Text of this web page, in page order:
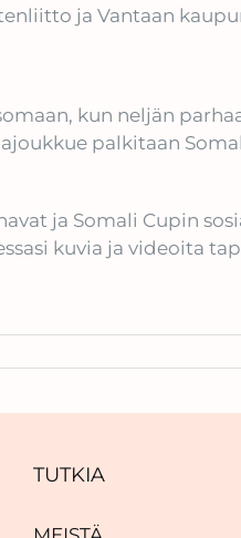
ja Vantaan
kun neljän
palkitaan
ja Somali Cupin
kuvia ja videoita
TUTKIA